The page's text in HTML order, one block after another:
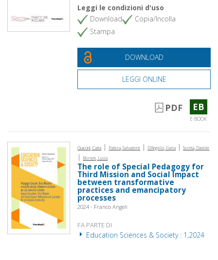
Leggi le condizioni d'uso
Download
Copia/Incolla
Stampa
DOWNLOAD
LEGGI ONLINE
PDF EB
E-BOOK
Giaconi, Catia | Patera, Salvatore | D'Angelo, Ilaria | Scotta, Davide
| Borsini, Lucia
The role of Special Pedagogy for
Third Mission and Social Impact
between transformative
practices and emancipatory
processes
2024 - Franco Angeli
FA PARTE DI
Education Sciences & Society : 1,2024